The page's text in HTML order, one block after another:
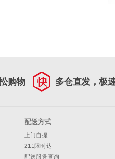
购物 多仓直发，极
配送方式
上门自提
211限时达
配送服务查询